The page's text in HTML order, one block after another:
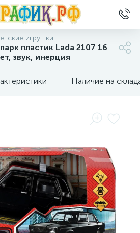
игрушки
пластик Lada 2107 16
звук, инерция
Наличие на